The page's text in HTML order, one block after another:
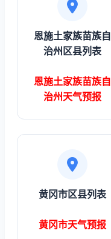
恩施土家族苗族自
治州区县列表
恩施土家族苗族自
治州天气预报
黄冈市区县列表
黄冈市天气预报